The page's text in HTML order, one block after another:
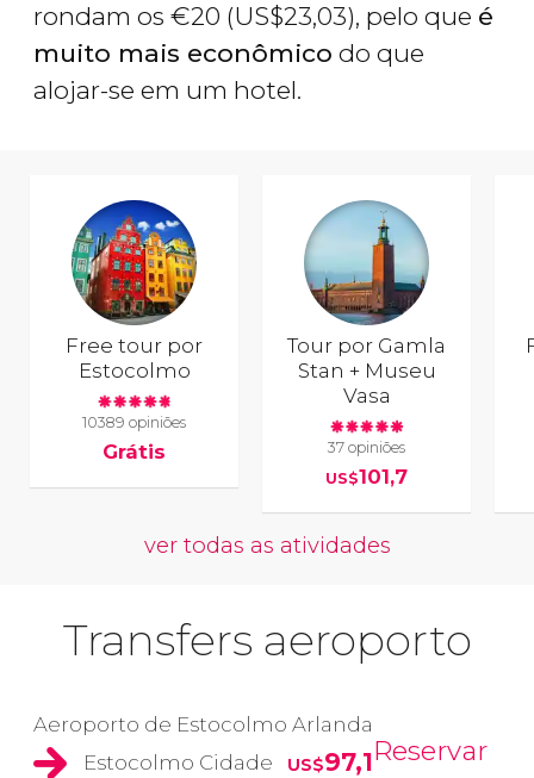
rondam os €20 (US$23,03), pelo que é
muito mais econômico do que
alojar-se em um hotel.
Free tour por
Estocolmo
10389 opiniões
Grátis
Tour por Gamla
Stan + Museu
Vasa
37 opiniões
US$101,7
ver todas as atividades
Transfers aeroporto
Aeroporto de Estocolmo Arlanda
Estocolmo Cidade
US$97,1Reservar